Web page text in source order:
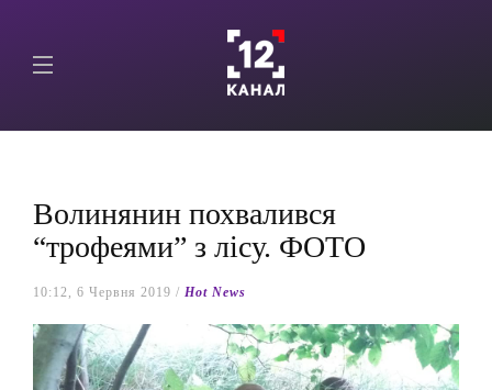
Волинянин похвалився
“трофеями” з лісу. ФОТО
10:12, 6 Червня 2019 / Hot News